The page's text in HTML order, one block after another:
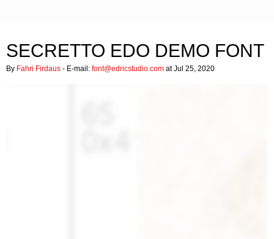
SECRETTO EDO DEMO FONT
By Fahri Firdaus - E-mail: font@edricstudio.com at Jul 25, 2020